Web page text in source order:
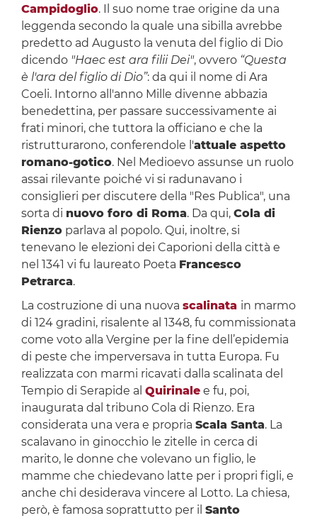
Campidoglio. Il suo nome trae origine da una
leggenda secondo la quale una sibilla avrebbe
predetto ad Augusto la venuta del figlio di Dio
dicendo "Haec est ara filii Dei", ovvero “Questa
è l'ara del figlio di Dio”: da qui il nome di Ara
Coeli. Intorno all'anno Mille divenne abbazia
benedettina, per passare successivamente ai
frati minori, che tuttora la officiano e che la
ristrutturarono, conferendole l'attuale aspetto
romano-gotico. Nel Medioevo assunse un ruolo
assai rilevante poiché vi si radunavano i
consiglieri per discutere della "Res Publica", una
sorta di nuovo foro di Roma. Da qui, Cola di
Rienzoparlava al popolo. Qui, inoltre, si
tenevano le elezioni dei Caporioni della città e
nel 1341 vi fu laureato Poeta Francesco
Petrarca.
La costruzione di una nuova scalinata in marmo
di 124 gradini, risalente al 1348, fu commissionata
come voto alla Vergine per la fine dell’epidemia
di peste che imperversava in tutta Europa. Fu
realizzata con marmi ricavati dalla scalinata del
Tempio di Serapide al Quirinalee fu, poi,
inaugurata dal tribuno Cola di Rienzo. Era
considerata una vera e propria Scala Santa. La
scalavano in ginocchio le zitelle in cerca di
marito, le donne che volevano un figlio, le
mamme che chiedevano latte per i propri figli, e
anche chi desiderava vincere al Lotto. La chiesa,
però, è famosa soprattutto per il Santo